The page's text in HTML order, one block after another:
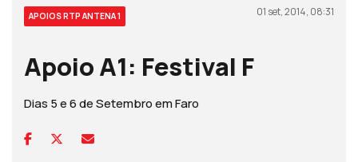
APOIOS RTP ANTENA 1 01 set, 2014, 08:31
Apoio A1: Festival F
Dias 5 e 6 de Setembro em Faro